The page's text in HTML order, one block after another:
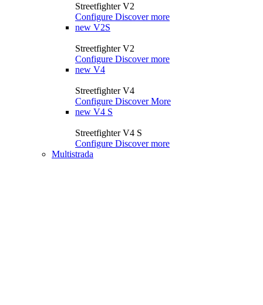
Streetfighter V2
Configure Discover more
new V2S
Streetfighter V2
Configure Discover more
new V4
Streetfighter V4
Configure Discover More
new V4 S
Streetfighter V4 S
Configure Discover more
Multistrada